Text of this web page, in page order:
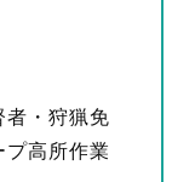
・狩猟免
高所作業